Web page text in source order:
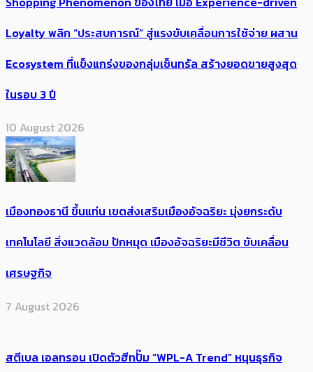
Loyalty พลิก “ประสบการณ์” สู่แรงขับเคลื่อนการใช้จ่าย ผสาน
Ecosystem ที่แข็งแกร่งของกลุ่มเซ็นทรัล สร้างยอดขายสูงสุด
ในรอบ 3 ปี
10 August 2026
เมืองทองธานี ขึ้นแท่น เขตส่งเสริมเมืองอัจฉริยะ มุ่งยกระดับ
เทคโนโลยี สิ่งแวดล้อม ปักหมุด เมืองอัจฉริยะมีชีวิต ขับเคลื่อน
เศรษฐกิจ
7 August 2026
สตีเบล เอลทรอน เปิดตัวฮีทปั๊ม “WPL-A Trend” หนุนธุรกิจ